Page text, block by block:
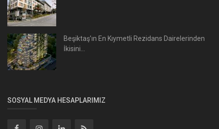
Beşiktaş’ın En Kıymetli Rezidans Dairelerinden
İkisini...
SOSYAL MEDYA HESAPLARIMIZ